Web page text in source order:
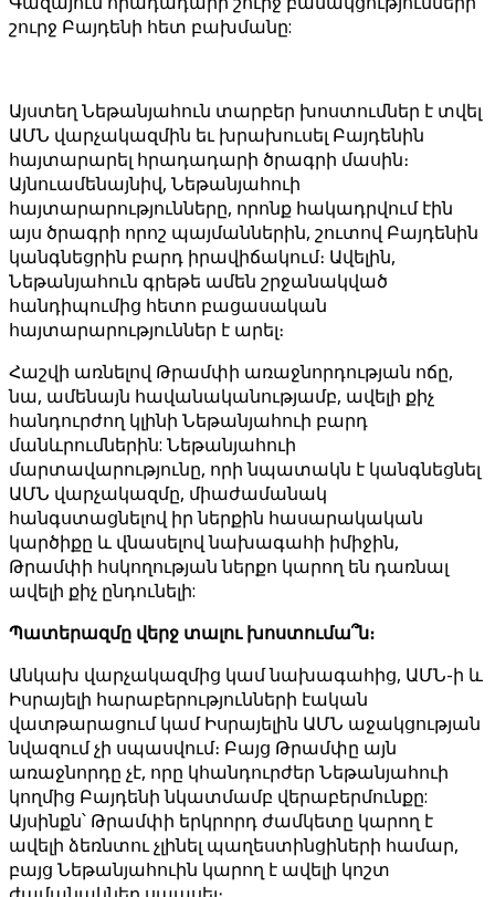
շուրջ Բայդենի հետ բախմանը:
Այստեղ Նեթանյահուն տարբեր խոստումներ է տվել
ԱՄՆ վարչակազմին եւ խրախուսել Բայդենին
հայտարարել հրադադարի ծրագրի մասին։
Այնուամենայնիվ, Նեթանյահուի
հայտարարությունները, որոնք հակադրվում էին
այս ծրագրի որոշ պայմաններին, շուտով Բայդենին
կանգնեցրին բարդ իրավիճակում։ Ավելին,
Նեթանյահուն գրեթե ամեն շրջանակված
հանդիպումից հետո բացասական
հայտարարություններ է արել։
Հաշվի առնելով Թրամփի առաջնորդության ոճը,
նա, ամենայն հավանականությամբ, ավելի քիչ
հանդուրժող կլինի Նեթանյահուի բարդ
մանևրումներին: Նեթանյահուի
մարտավարությունը, որի նպատակն է կանգնեցնել
ԱՄՆ վարչակազմը, միաժամանակ
հանգստացնելով իր ներքին հասարակական
կարծիքը և վնասելով նախագահի իմիջին,
Թրամփի հսկողության ներքո կարող են դառնալ
ավելի քիչ ընդունելի:
Պատերազմը վերջ տալու խոստումա՞ն։
Անկախ վարչակազմից կամ նախագահից, ԱՄՆ-ի և
Իսրայելի հարաբերությունների էական
վատթարացում կամ Իսրայելին ԱՄՆ աջակցության
նվազում չի սպասվում։ Բայց Թրամփը այն
առաջնորդը չէ, որը կհանդուրժեր Նեթանյահուի
կողմից Բայդենի նկատմամբ վերաբերմունքը:
Այսինքն՝ Թրամփի երկրորդ ժամկետը կարող է
ավելի ձեռնտու չլինել պաղեստինցիների համար,
բայց Նեթանյահուին կարող է ավելի կոշտ